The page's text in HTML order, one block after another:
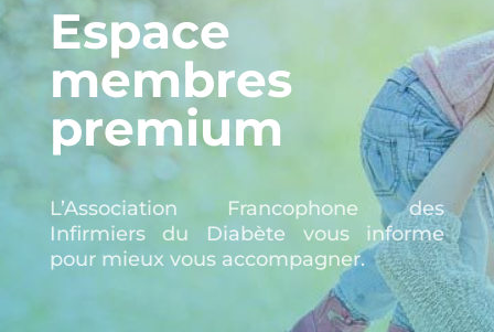
Espace
membres
premium
L’Association Francophone des
Infirmiers du Diabète vous informe
pour mieux vous accompagner.